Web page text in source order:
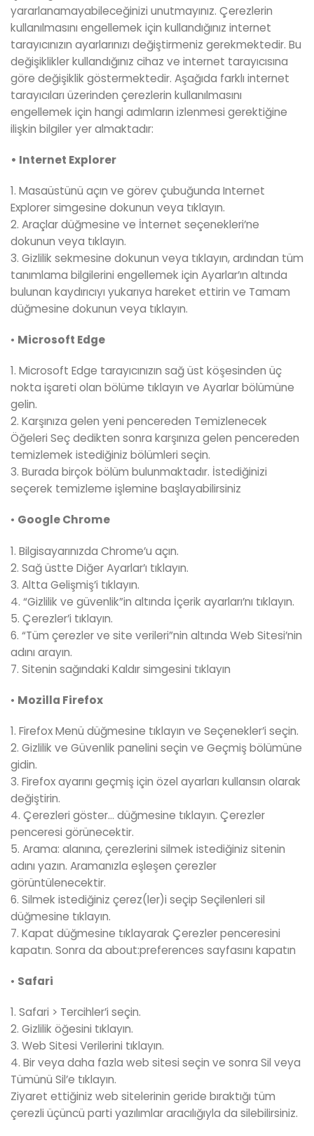
yararlanamayabileceğinizi unutmayınız. Çerezlerin
kullanılmasını engellemek için kullandığınız internet
tarayıcınızın ayarlarınızı değiştirmeniz gerekmektedir. Bu
değişiklikler kullandığınız cihaz ve internet tarayıcısına
göre değişiklik göstermektedir. Aşağıda farklı internet
tarayıcıları üzerinden çerezlerin kullanılmasını
engellemek için hangi adımların izlenmesi gerektiğine
ilişkin bilgiler yer almaktadır:
• Internet Explorer
1. Masaüstünü açın ve görev çubuğunda Internet
Explorer simgesine dokunun veya tıklayın.
2. Araçlar düğmesine ve İnternet seçenekleri’ne
dokunun veya tıklayın.
3. Gizlilik sekmesine dokunun veya tıklayın, ardından tüm
tanımlama bilgilerini engellemek için Ayarlar’ın altında
bulunan kaydırıcıyı yukarıya hareket ettirin ve Tamam
düğmesine dokunun veya tıklayın.
• Microsoft Edge
1. Microsoft Edge tarayıcınızın sağ üst köşesinden üç
nokta işareti olan bölüme tıklayın ve Ayarlar bölümüne
gelin.
2. Karşınıza gelen yeni pencereden Temizlenecek
Öğeleri Seç dedikten sonra karşınıza gelen pencereden
temizlemek istediğiniz bölümleri seçin.
3. Burada birçok bölüm bulunmaktadır. İstediğinizi
seçerek temizleme işlemine başlayabilirsiniz
• Google Chrome
1. Bilgisayarınızda Chrome’u açın.
2. Sağ üstte Diğer Ayarlar’ı tıklayın.
3. Altta Gelişmiş’i tıklayın.
4. “Gizlilik ve güvenlik”in altında İçerik ayarları’nı tıklayın.
5. Çerezler’i tıklayın.
6. “Tüm çerezler ve site verileri”nin altında Web Sitesi’nin
adını arayın.
7. Sitenin sağındaki Kaldır simgesini tıklayın
• Mozilla Firefox
1. Firefox Menü düğmesine tıklayın ve Seçenekler’i seçin.
2. Gizlilik ve Güvenlik panelini seçin ve Geçmiş bölümüne
gidin.
3. Firefox ayarını geçmiş için özel ayarları kullansın olarak
değiştirin.
4. Çerezleri göster… düğmesine tıklayın. Çerezler
penceresi görünecektir.
5. Arama: alanına, çerezlerini silmek istediğiniz sitenin
adını yazın. Aramanızla eşleşen çerezler
görüntülenecektir.
6. Silmek istediğiniz çerez(ler)i seçip Seçilenleri sil
düğmesine tıklayın.
7. Kapat düğmesine tıklayarak Çerezler penceresini
kapatın. Sonra da about:preferences sayfasını kapatın
• Safari
1. Safari > Tercihler’i seçin.
2. Gizlilik öğesini tıklayın.
3. Web Sitesi Verilerini tıklayın.
4. Bir veya daha fazla web sitesi seçin ve sonra Sil veya
Tümünü Sil’e tıklayın.
Ziyaret ettiğiniz web sitelerinin geride bıraktığı tüm
çerezli üçüncü parti yazılımlar aracılığıyla da silebilirsiniz.